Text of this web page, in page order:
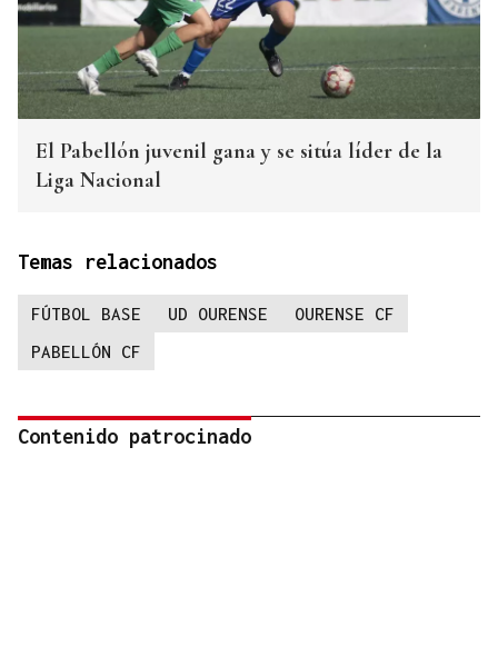
El Pabellón juvenil gana y se sitúa líder de la
Liga Nacional
Temas relacionados
FÚTBOL BASE UD OURENSE
OURENSE CF
PABELLÓN CF
Contenido patrocinado